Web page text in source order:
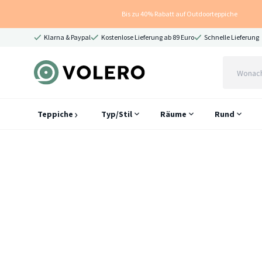
Bis zu 40% Rabatt auf Outdoorteppiche
Klarna & Paypal Kostenlose Lieferung ab 89 Euro Schnelle Lieferung
Teppiche Typ/Stil Räume Rund